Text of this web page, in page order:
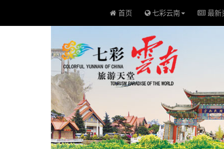
首页 七彩云南 最新